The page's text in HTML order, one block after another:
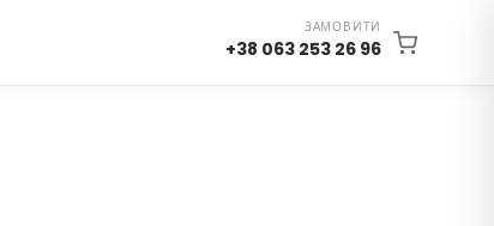
ЗАМОВИТИ
+38 063 253 26 96